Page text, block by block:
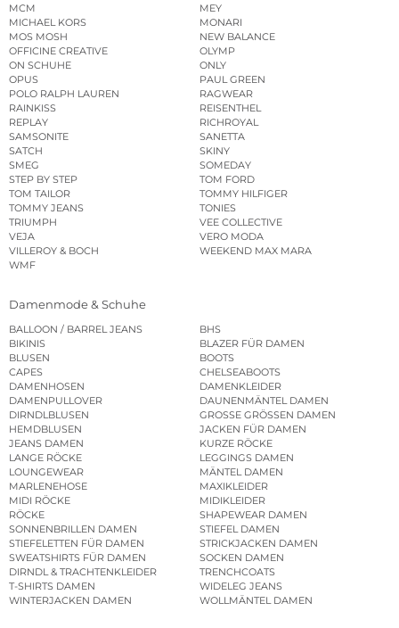
MCM
MEY
MICHAEL KORS
MONARI
MOS MOSH
NEW BALANCE
OFFICINE CREATIVE
OLYMP
ON SCHUHE
ONLY
OPUS
PAUL GREEN
POLO RALPH LAUREN
RAGWEAR
RAINKISS
REISENTHEL
REPLAY
RICHROYAL
SAMSONITE
SANETTA
SATCH
SKINY
SMEG
SOMEDAY
STEP BY STEP
TOM FORD
TOM TAILOR
TOMMY HILFIGER
TOMMY JEANS
TONIES
TRIUMPH
VEE COLLECTIVE
VEJA
VERO MODA
VILLEROY & BOCH
WEEKEND MAX MARA
WMF
Damenmode & Schuhe
BALLOON / BARREL JEANS
BHS
BIKINIS
BLAZER FÜR DAMEN
BLUSEN
BOOTS
CAPES
CHELSEABOOTS
DAMENHOSEN
DAMENKLEIDER
DAMENPULLOVER
DAUNENMÄNTEL DAMEN
DIRNDLBLUSEN
GROSSE GRÖSSEN DAMEN
HEMDBLUSEN
JACKEN FÜR DAMEN
JEANS DAMEN
KURZE RÖCKE
LANGE RÖCKE
LEGGINGS DAMEN
LOUNGEWEAR
MÄNTEL DAMEN
MARLENEHOSE
MAXIKLEIDER
MIDI RÖCKE
MIDIKLEIDER
RÖCKE
SHAPEWEAR DAMEN
SONNENBRILLEN DAMEN
STIEFEL DAMEN
STIEFELETTEN FÜR DAMEN
STRICKJACKEN DAMEN
SWEATSHIRTS FÜR DAMEN
SOCKEN DAMEN
DIRNDL & TRACHTENKLEIDER
TRENCHCOATS
T-SHIRTS DAMEN
WIDELEG JEANS
WINTERJACKEN DAMEN
WOLLMÄNTEL DAMEN